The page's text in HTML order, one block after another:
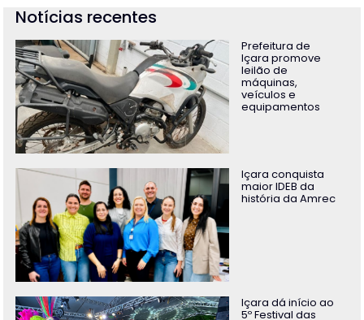
Notícias recentes
Prefeitura de
Içara promove
leilão de
máquinas,
veículos e
equipamentos
Içara conquista
maior IDEB da
história da Amrec
Içara dá início ao
5º Festival das